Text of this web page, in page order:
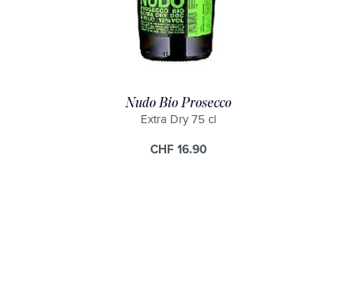
Nudo Bio Prosecco
Extra Dry 75 cl
CHF 16.90